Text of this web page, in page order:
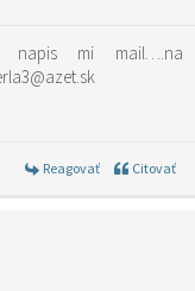
napis mi mail….na
Reagovať Citovať